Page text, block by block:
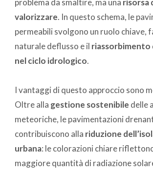
problema da smaltire, ma una risorsa
valorizzare. In questo schema, le
permeabili svolgono un ruolo chiave,
naturale deflusso e il riassorbimento
nel ciclo idrologico.
I vantaggi di questo approccio sono
Oltre alla gestione sostenibile delle
meteoriche, le pavimentazioni
contribuiscono alla riduzione
urbana: le colorazioni chiare
maggiore quantità di radiazione